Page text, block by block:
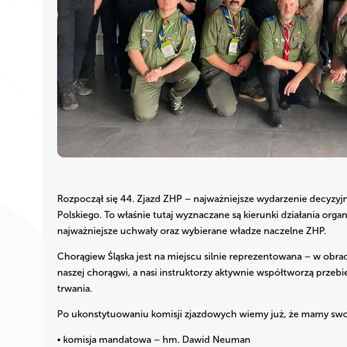
Rozpoczął się 44. Zjazd ZHP – najważniejsze wydarzenie
Polskiego. To właśnie tutaj wyznaczane są kierunki działania
najważniejsze uchwały oraz wybierane władze naczelne ZHP.
Chorągiew Śląska jest na miejscu silnie reprezentowana – w
naszej chorągwi, a nasi instruktorzy aktywnie współtworzą
trwania.
Po ukonstytuowaniu komisji zjazdowych wiemy już, że mamy
▪ komisja mandatowa – hm. Dawid Neuman